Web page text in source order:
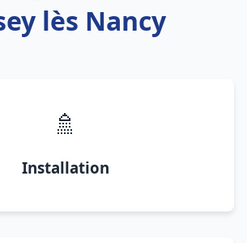
lès Nancy
🚿
Installation